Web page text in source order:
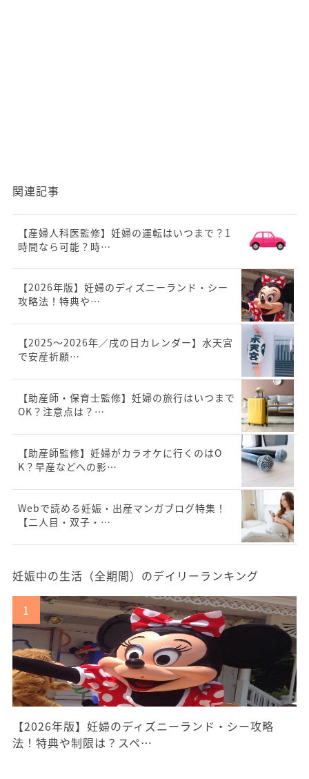
関連記事
【産婦人科医監修】妊婦の運転はいつまで？1
時間なら可能？時…
【2026年版】妊婦のディズニーランド・シー
攻略法！特典や…
【2025〜2026年／戌の日カレンダー】水天宮
で安産祈願…
【助産師・保育士監修】妊婦の旅行はいつまで
OK？注意点は？…
【助産師監修】妊婦がカラオケに行くのはO
K？早産などへの影…
Webで読める妊娠・出産マンガブログ特集！
【二人目・双子・…
妊娠中の生活（全期間）のデイリーランキング
【2026年版】妊婦のディズニーランド・シー攻略
法！特典や制限は？スペ…